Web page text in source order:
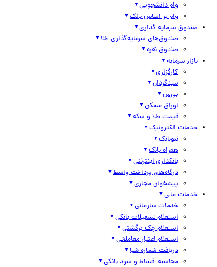
وام دانشجویی
وام بر اساس بانک
صندوق سرمایه گذاری
صندوق‌های سرمایه‌گذاری طلا
صندوق نقره
بازار سرمایه
کارگزاری
سبدگردان
بورس
اوراق مسکن
قیمت طلا و سکه
خدمات الکترونیک
نئوبانک
همراه بانک
بانکداری اینترنتی
درگاه‌های پرداخت واسط
پیشخوان مجازی
خدمات مالی
خدمات سازمانی
استعلام تسهیلات بانکی
استعلام چک برگشتی
استعلام اعتبار معاملاتی
دریافت شماره شبا
محاسبه اقساط و سود بانکی